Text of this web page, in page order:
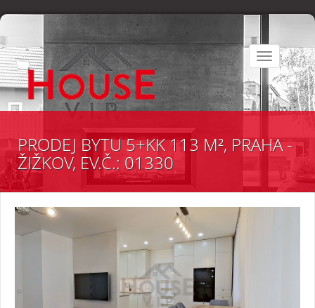
Toggle
navigation
PRODEJ BYTU 5+KK 113 M², PRAHA -
ŽIŽKOV, EV.Č.: 01330